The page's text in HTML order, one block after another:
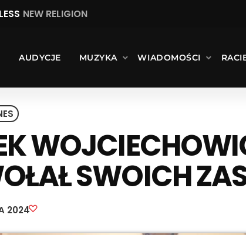
NEW RELIGION
AUDYCJE MUZYKA WIADOMOŚCI
SWOICH
2024